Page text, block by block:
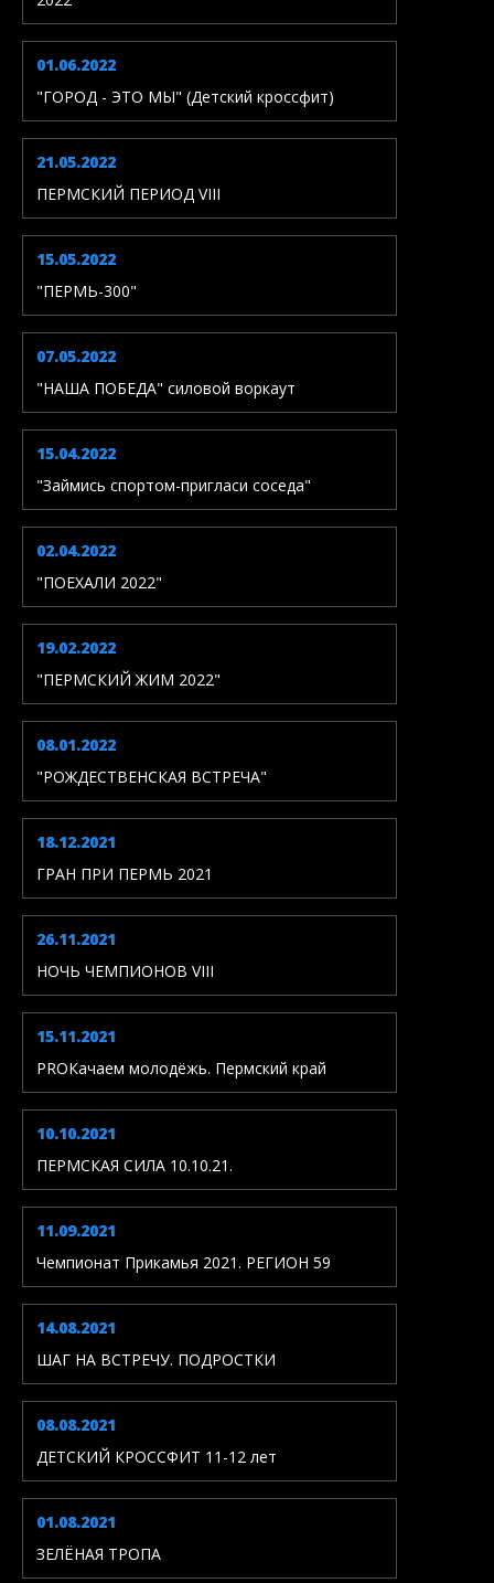
01.06.2022
"ГОРОД - ЭТО МЫ" (Детский кроссфит)
21.05.2022
ПЕРМСКИЙ ПЕРИОД VIII
15.05.2022
"ПЕРМЬ-300"
07.05.2022
"НАША ПОБЕДА" силовой воркаут
15.04.2022
"Займись спортом-пригласи соседа"
02.04.2022
"ПОЕХАЛИ 2022"
19.02.2022
"ПЕРМСКИЙ ЖИМ 2022"
08.01.2022
"РОЖДЕСТВЕНСКАЯ ВСТРЕЧА"
18.12.2021
ГРАН ПРИ ПЕРМЬ 2021
26.11.2021
НОЧЬ ЧЕМПИОНОВ VIII
15.11.2021
PROКачаем молодёжь. Пермский край
10.10.2021
ПЕРМСКАЯ СИЛА 10.10.21.
11.09.2021
Чемпионат Прикамья 2021. РЕГИОН 59
14.08.2021
ШАГ НА ВСТРЕЧУ. ПОДРОСТКИ
08.08.2021
ДЕТСКИЙ КРОССФИТ 11-12 лет
01.08.2021
ЗЕЛЁНАЯ ТРОПА